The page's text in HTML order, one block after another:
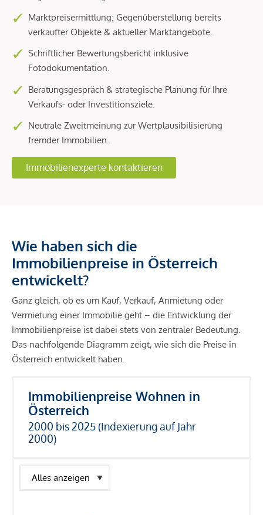
Marktpreisermittlung: Gegenüberstellung bereits
verkaufter Objekte & aktueller Marktangebote.
Schriftlicher Bewertungsbericht inklusive
Fotodokumentation.
Beratungsgespräch & strategische Planung für Ihre
Verkaufs- oder Investitionsziele.
Neutrale Zweitmeinung zur Wertplausibilisierung
fremder Immobilien.
Immobilienexperte kontaktieren
Wie haben sich die
Immobilienpreise in Österreich
entwickelt?
Ganz gleich, ob es um Kauf, Verkauf, Anmietung oder
Vermietung einer Immobilie geht – die Entwicklung der
Immobilienpreise ist dabei stets von zentraler Bedeutung.
Das nachfolgende Diagramm zeigt, wie sich die Preise in
Österreich entwickelt haben.
Immobilienpreise Wohnen in
Österreich
2000 bis 2025 (Indexierung auf Jahr
2000)